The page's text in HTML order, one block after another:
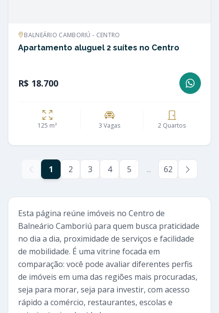
BALNEÁRIO CAMBORIÚ - CENTRO
Apartamento aluguel 2 suítes no Centro
R$ 18.700
125 m² 3 Vagas 2 Quartos
1 2 3 4 5 ... 62
Esta página reúne imóveis no Centro de
Balneário Camboriú para quem busca praticidade
no dia a dia, proximidade de serviços e facilidade
de mobilidade. É uma vitrine focada em
comparação: você pode avaliar diferentes perfis
de imóveis em uma das regiões mais procuradas,
seja para morar, seja para investir, com acesso
rápido a comércio, restaurantes, escolas e